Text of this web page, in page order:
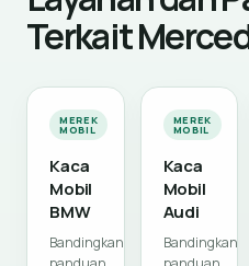
Terkait
MEREK
MOBIL
Kaca
Mobil
BMW
Bandingkan
MEREK
MOBIL
Kaca
Mobil
Audi
Bandingkan